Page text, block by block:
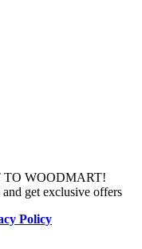
TO WOODMART!
get exclusive offers
Policy